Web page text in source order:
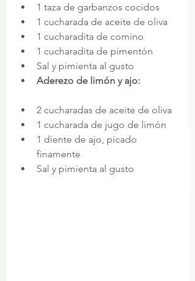
1 taza de garbanzos cocidos
1 cucharada de aceite de oliva
1 cucharadita de comino
1 cucharadita de pimentón
Sal y pimienta al gusto
Aderezo de limón y ajo:
2 cucharadas de aceite de oliva
1 cucharada de jugo de limón
1 diente de ajo, picado
finamente
Sal y pimienta al gusto